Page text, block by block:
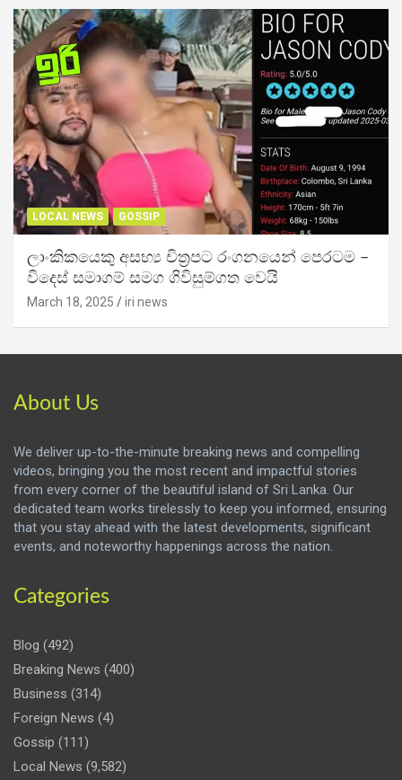
LOCAL NEWS GOSSIP
ලාංකිකයෙකු අසභ්‍ය චිත්‍රපට රංගනයෙන් පෙරටම –
විදෙස් සමාගම් සමග ගිවිසුම්ගත වෙයි
March 18, 2025 iri news
About Us
We deliver up-to-the-minute breaking news and compelling
videos, bringing you the most recent and impactful stories
from every corner of the beautiful island of Sri Lanka. Our
dedicated team works tirelessly to keep you informed, ensuring
that you stay ahead with the latest developments, significant
events, and noteworthy happenings across the nation.
Categories
Blog (492)
Breaking News (400)
Business (314)
Foreign News (4)
Gossip (111)
Local News (9,582)